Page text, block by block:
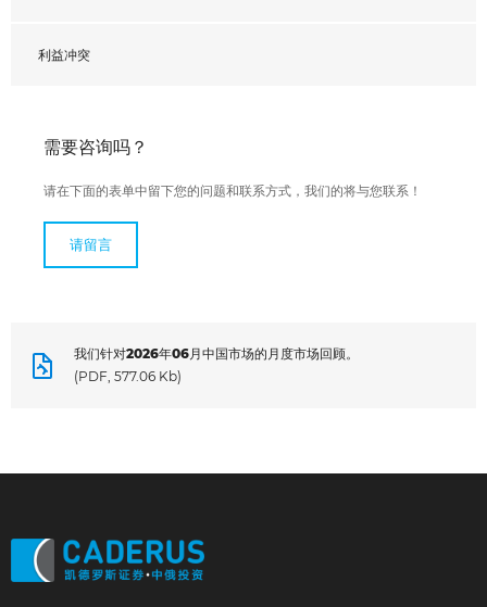
利益冲突
需要咨询吗？
请在下面的表单中留下您的问题和联系方式，我们的将与您联系！
请留言
我们针对2026年06月中国市场的月度市场回顾。
(PDF, 577.06 Kb)